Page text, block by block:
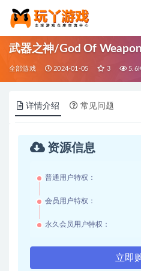
武器之神/God Of
全部游戏 2024-01-05 3
详情介绍 常见问题
资源信息
普通用户特权：
会员用户特权：
永久会员用户特权：
立即